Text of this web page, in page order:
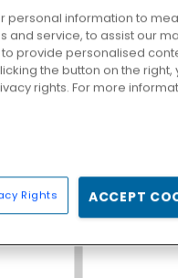
2
personal information to
and service, to assist our
provide personalised
the button on the right,
rights. For more
Rights ACCEPT